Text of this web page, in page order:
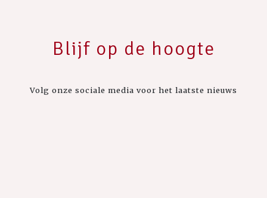
Blijf op de hoogte
Volg onze sociale media voor het laatste nieuws